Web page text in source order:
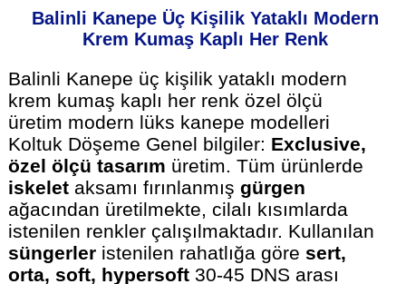
Balinli Kanepe Üç Kişilik Yataklı Modern
Krem Kumaş Kaplı Her Renk
Balinli Kanepe üç kişilik yataklı modern
krem kumaş kaplı her renk özel ölçü
üretim modern lüks kanepe modelleri
Koltuk Döşeme Genel bilgiler: Exclusive,
özel ölçü tasarım üretim. Tüm ürünlerde
iskeletaksamı fırınlanmış gürgen
ağacından üretilmekte, cilalı kısımlarda
istenilen renkler çalışılmaktadır. Kullanılan
süngerleristenilen rahatlığa göre sert,
orta, soft, hypersoft30-45 DNS arası